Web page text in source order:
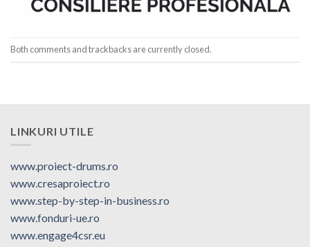
Both comments and trackbacks are currently closed.
LINKURI UTILE
www.proiect-drums.ro
www.cresaproiect.ro
www.step-by-step-in-business.ro
www.fonduri-ue.ro
www.engage4csr.eu